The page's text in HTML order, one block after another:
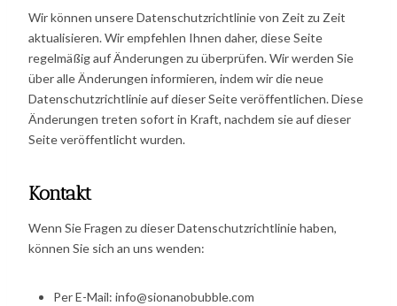
Wir können unsere Datenschutzrichtlinie von Zeit zu Zeit
aktualisieren. Wir empfehlen Ihnen daher, diese Seite
regelmäßig auf Änderungen zu überprüfen. Wir werden Sie
über alle Änderungen informieren, indem wir die neue
Datenschutzrichtlinie auf dieser Seite veröffentlichen. Diese
Änderungen treten sofort in Kraft, nachdem sie auf dieser
Seite veröffentlicht wurden.
Kontakt
Wenn Sie Fragen zu dieser Datenschutzrichtlinie haben,
können Sie sich an uns wenden:
Per E-Mail: info@sionanobubble.com